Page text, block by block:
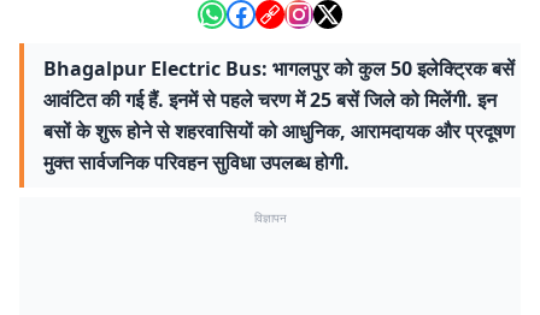
Bhagalpur Electric Bus: भागलपुर को कुल 50 इलेक्ट्रिक बसें
आवंटित की गई हैं. इनमें से पहले चरण में 25 बसें जिले को मिलेंगी. इन
बसों के शुरू होने से शहरवासियों को आधुनिक, आरामदायक और प्रदूषण
मुक्त सार्वजनिक परिवहन सुविधा उपलब्ध होगी.
विज्ञापन